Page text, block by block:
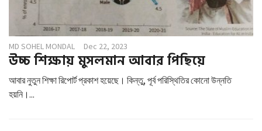
MD SOHEL MONDAL Dec 22, 2023
উচ্চ শিক্ষায় মুসলমান আবার পিছিয়ে
আবার নুতুন শিক্ষা রিপোর্ট প্রকাশ হয়েছে। কিন্তু, পূর্ব পরিস্থিতির কোনো উন্নতি
হয়নি।...